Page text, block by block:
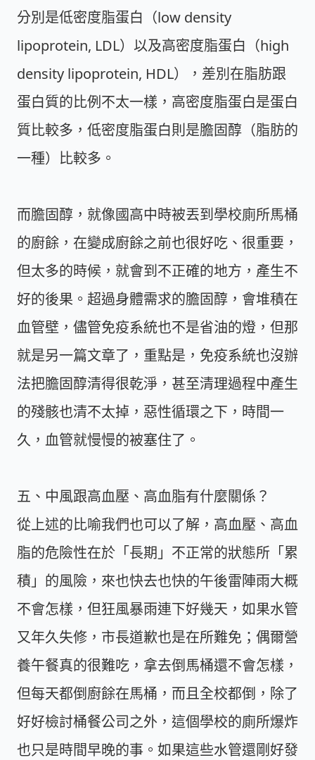
分別是低密度脂蛋白（low density
lipoprotein, LDL）以及高密度脂蛋白（high
density lipoprotein, HDL），差別在脂肪跟
蛋白質的比例不太一樣，高密度脂蛋白是蛋白
質比較多，低密度脂蛋白則是膽固醇（脂肪的
一種）比較多。
而膽固醇，就像國高中時被丟到學校廁所馬桶
的廚餘，在變成廚餘之前也很好吃、很重要，
但太多的時候，就會到不正確的地方，產生不
好的後果。超過身體需求的膽固醇，會堆積在
血管壁，儘管免疫系統也不是省油的燈，但那
就是另一篇文章了，重點是，免疫系統也沒辦
法把膽固醇清得很乾淨，甚至清理過程中產生
的殘骸也清不太掉，惡性循環之下，時間一
久，血管就慢慢的被塞住了。
五、中風跟高血壓、高血脂有什麼關係？
從上述的比喻我們也可以了解，高血壓、高血
脂的危險性在於「長期」不正常的狀態所「累
積」的風險，來也快去也快的午後雷陣雨大概
不會怎樣，但狂風暴雨連下好幾天，如果水管
又年久失修，市長道歉也是在所難免；偶爾營
養午餐真的很難吃，拿去倒馬桶還不會怎樣，
但每天都倒廚餘在馬桶，而且全校都倒，除了
好好檢討桶餐公司之外，這個學校的廁所爆炸
也只是時間早晚的事。如果這些水管還剛好發